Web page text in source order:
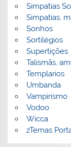
Simpatias
Simpatias,
Sonhos
Sortilégios
Supertições
Talismãs,
Templarios
Umbanda
Vampirismo
Vodoo
Wicca
zTemas